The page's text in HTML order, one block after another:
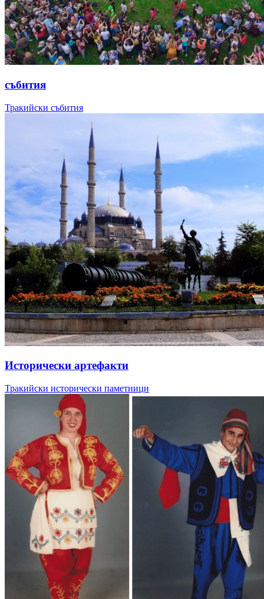
събития
Тракийски събития
Исторически артефакти
Тракийски исторически паметници